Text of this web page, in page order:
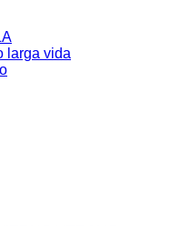
larga vida